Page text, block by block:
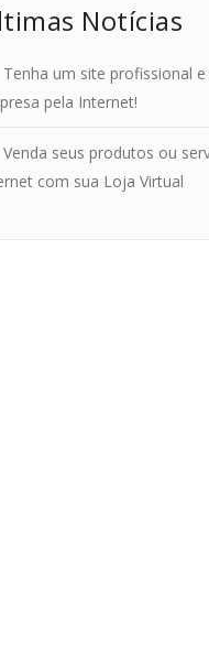
Notícias
Tenha um site profissional
pela Internet!
Venda seus produtos ou
com sua Loja Virtual